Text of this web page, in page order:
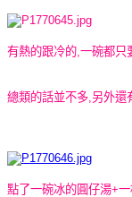
有熱的跟冷的,一碗都只
總類的話並不多,另外還
點了一碗冰的圓仔湯+